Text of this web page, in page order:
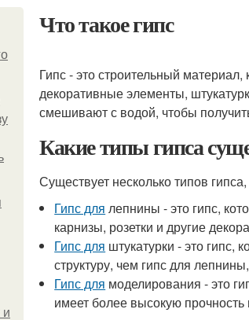
и
Что такое гипс
Гипс - это строительный материал,
декоративные элементы,
смешивают с водой, чтобы
Какие типы гипса
Существует несколько типов
Гипс для лепнины - это гипс,
карнизы, розетки и другие
Гипс для штукатурки - это гипс,
структуру, чем гипс для
Гипс для моделирования - это
имеет более высокую прочность